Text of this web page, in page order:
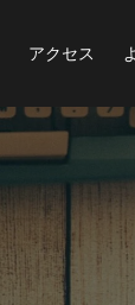
アクセス